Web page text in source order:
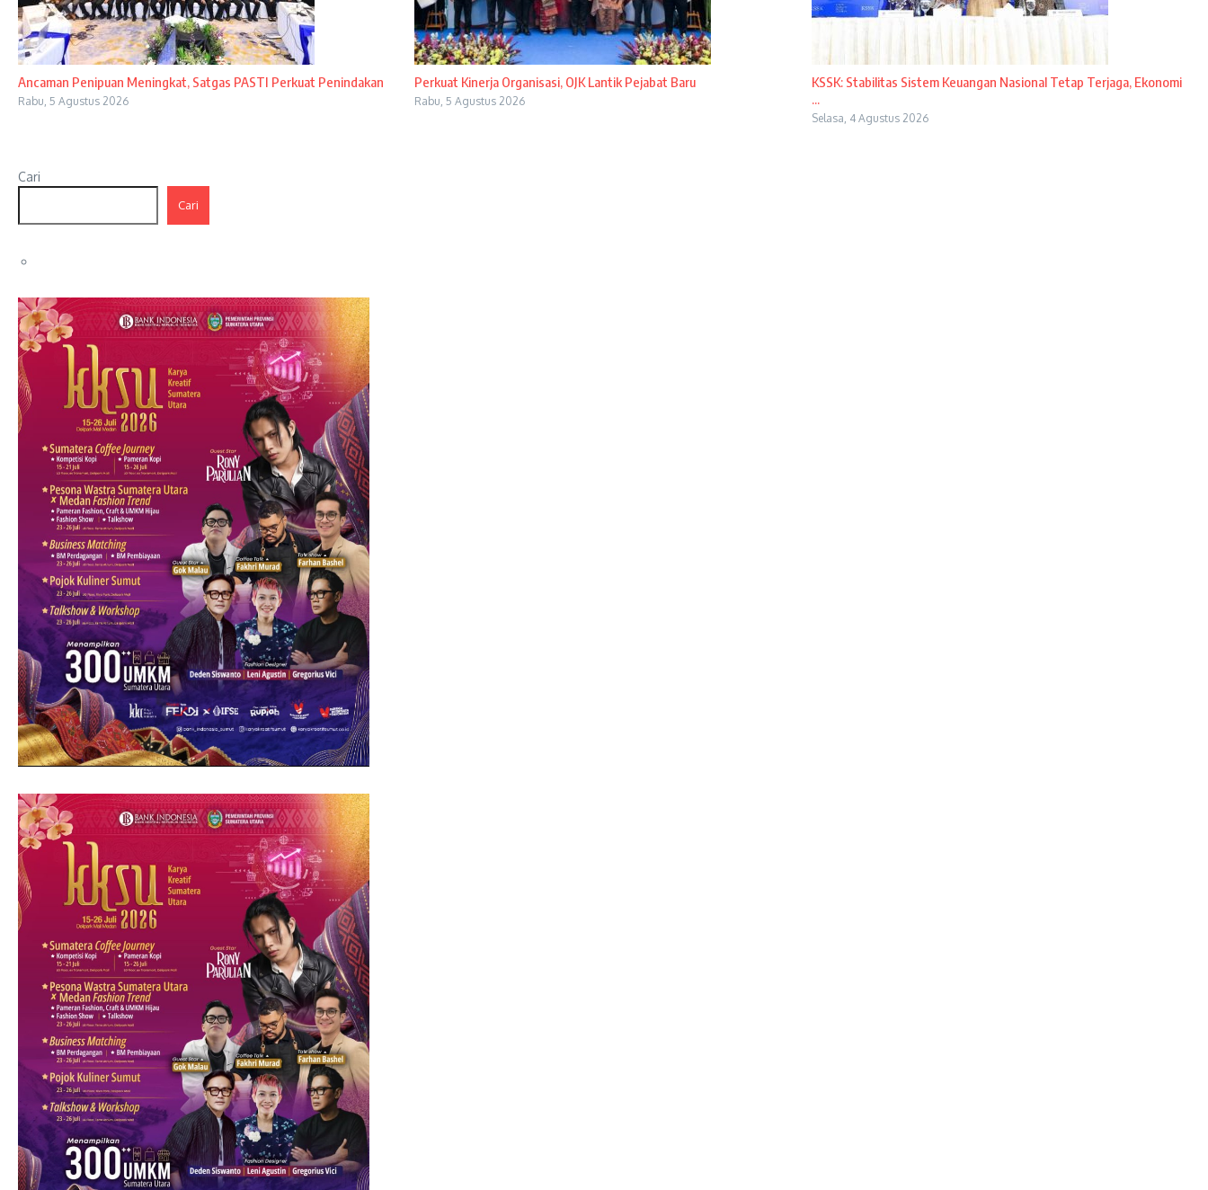
Ancaman Penipuan Meningkat, Satgas PASTI Perkuat Penindakan
Rabu, 5 Agustus 2026
Perkuat Kinerja Organisasi, OJK Lantik Pejabat Baru
Rabu, 5 Agustus 2026
KSSK: Stabilitas Sistem Keuangan Nasional Tetap Terjaga, Ekonomi
...
Selasa, 4 Agustus 2026
Cari
Cari